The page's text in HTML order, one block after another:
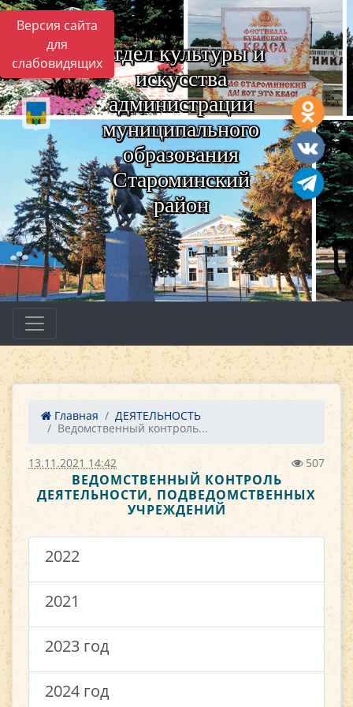
Версия сайта
для
слабовидящих Отдел культуры и
искусства
администрации
муниципального
образования
Староминский
район
Главная
ДЕЯТЕЛЬНОСТЬ
Ведомственный контроль...
13.11.2021 14:42 507
ВЕДОМСТВЕННЫЙ КОНТРОЛЬ
ДЕЯТЕЛЬНОСТИ, ПОДВЕДОМСТВЕННЫХ
УЧРЕЖДЕНИЙ
2022
2021
2023 год
2024 год